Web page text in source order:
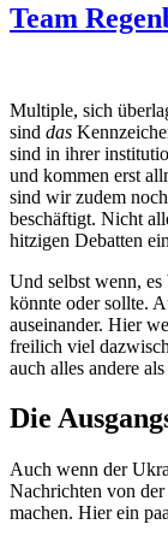
Team
Multiple, sich
sind das
sind in ihrer
und kommen erst
sind wir zudem
beschäftigt. Nicht
hitzigen Debatten
Und selbst wenn,
könnte oder sollte.
auseinander. Hier
freilich viel
auch alles andere
Die
Auch wenn der
Nachrichten von
machen. Hier ein